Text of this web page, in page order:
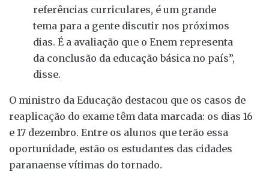
referências curriculares, é um grande
tema para a gente discutir nos próximos
dias. É a avaliação que o Enem representa
da conclusão da educação básica no país”,
disse.
O ministro da Educação destacou que os casos de
reaplicação do exame têm data marcada: os dias 16
e 17 dezembro. Entre os alunos que terão essa
oportunidade, estão os estudantes das cidades
paranaense vítimas do tornado.